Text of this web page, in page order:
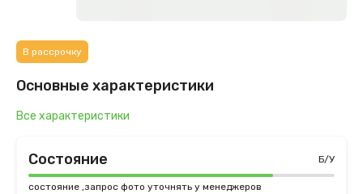
В рассрочку
Основные характеристики
Все характеристики
Состояние Б/У
состояние ,запрос фото уточнять у менеджеров